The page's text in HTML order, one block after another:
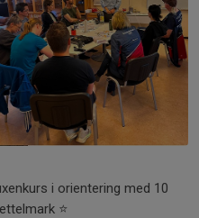
i orientering med 10
⭐